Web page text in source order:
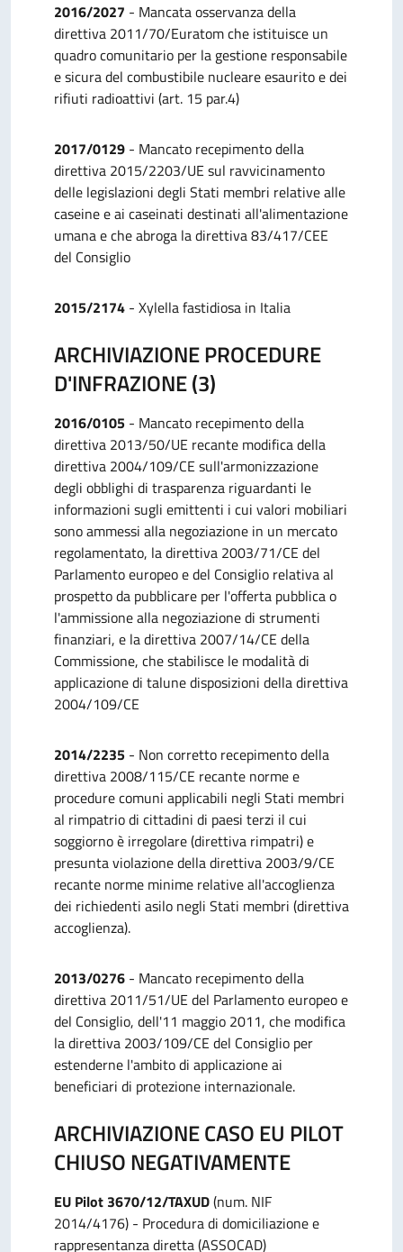
2016/2027 - Mancata osservanza della
direttiva 2011/70/Euratom che istituisce un
quadro comunitario per la gestione responsabile
e sicura del combustibile nucleare esaurito e dei
rifiuti radioattivi (art. 15 par.4)
2017/0129 - Mancato recepimento della
direttiva 2015/2203/UE sul ravvicinamento
delle legislazioni degli Stati membri relative alle
caseine e ai caseinati destinati all'alimentazione
umana e che abroga la direttiva 83/417/CEE
del Consiglio
2015/2174 - Xylella fastidiosa in Italia
ARCHIVIAZIONE PROCEDURE
D'INFRAZIONE (3)
2016/0105 - Mancato recepimento della
direttiva 2013/50/UE recante modifica della
direttiva 2004/109/CE sull'armonizzazione
degli obblighi di trasparenza riguardanti le
informazioni sugli emittenti i cui valori mobiliari
sono ammessi alla negoziazione in un mercato
regolamentato, la direttiva 2003/71/CE del
Parlamento europeo e del Consiglio relativa al
prospetto da pubblicare per l'offerta pubblica o
l'ammissione alla negoziazione di strumenti
finanziari, e la direttiva 2007/14/CE della
Commissione, che stabilisce le modalità di
applicazione di talune disposizioni della direttiva
2004/109/CE
2014/2235 - Non corretto recepimento della
direttiva 2008/115/CE recante norme e
procedure comuni applicabili negli Stati membri
al rimpatrio di cittadini di paesi terzi il cui
soggiorno è irregolare (direttiva rimpatri) e
presunta violazione della direttiva 2003/9/CE
recante norme minime relative all'accoglienza
dei richiedenti asilo negli Stati membri (direttiva
accoglienza).
2013/0276 - Mancato recepimento della
direttiva 2011/51/UE del Parlamento europeo e
del Consiglio, dell'11 maggio 2011, che modifica
la direttiva 2003/109/CE del Consiglio per
estenderne l'ambito di applicazione ai
beneficiari di protezione internazionale.
ARCHIVIAZIONE CASO EU PILOT
CHIUSO NEGATIVAMENTE
EU Pilot 3670/12/TAXUD(num. NIF
2014/4176) - Procedura di domiciliazione e
rappresentanza diretta (ASSOCAD)